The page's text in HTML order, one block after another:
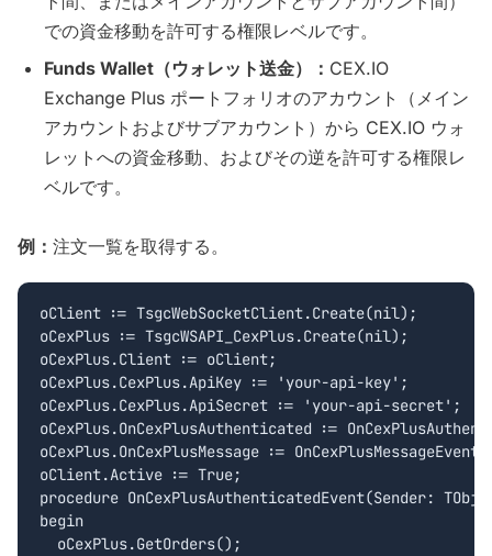
での資金移動を許可する権限レベルです。
Funds Wallet（ウォレット送金）： CEX.IO
Exchange Plus ポートフォリオのアカウント（メイン
アカウントおよびサブアカウント）から CEX.IO ウォ
レットへの資金移動、およびその逆を許可する権限レ
ベルです。
例： 注文一覧を取得する。
oClient := TsgcWebSocketClient.Create(nil);
oCexPlus := TsgcWSAPI_CexPlus.Create(nil);
oCexPlus.Client := oClient;
oCexPlus.CexPlus.ApiKey := 'your-api-key';
oCexPlus.CexPlus.ApiSecret := 'your-api-secret';
oCexPlus.OnCexPlusAuthenticated :=
oCexPlus.OnCexPlusMessage := OnCexPlusMessageEvent;
oClient.Active := True;
procedure OnCexPlusAuthenticatedEvent(Sender:
begin
  oCexPlus.GetOrders();